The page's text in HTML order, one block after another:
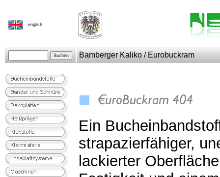
english
Bamberger Kaliko / Eurobuckram
Ein
strapazierfähiger,
lackierter